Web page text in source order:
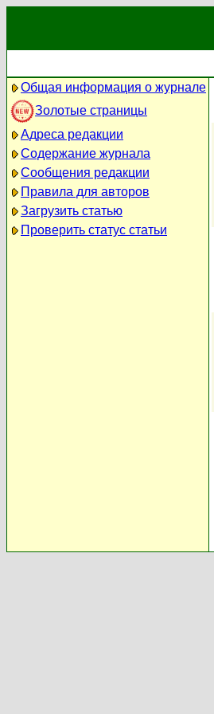
Общая информация о журнале
Золотые страницы
Адреса редакции
Содержание журнала
Сообщения редакции
Правила для авторов
Загрузить статью
Проверить статус статьи